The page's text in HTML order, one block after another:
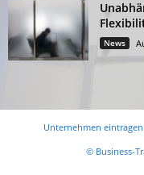
News
Unternehmen eintragen
© Business-